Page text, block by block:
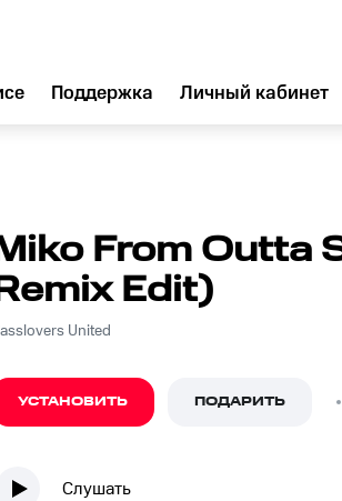
Поддержка Личный кабинет
From Outta
Edit)
United
УСТАНОВИТЬ ПОДАРИТЬ
Слушать